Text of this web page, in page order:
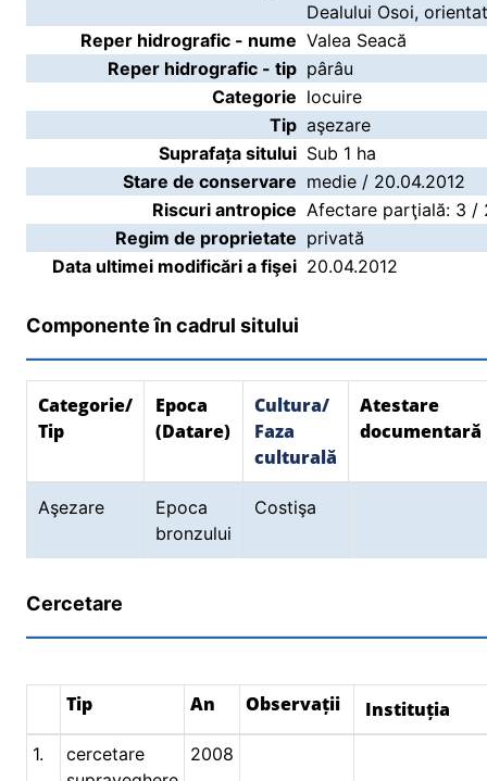
Dealului Osoi,
Reper hidrografic - nume Valea Seacă
Reper hidrografic - tip pârâu
Categorie locuire
Tip aşezare
Suprafața sitului Sub 1 ha
Stare de conservare medie / 20.04.2012
Riscuri antropice Afectare parţială: 3 /
Regim de proprietate privată
Data ultimei modificări a fişei 20.04.2012
Componente în cadrul sitului
Categorie/
Tip
Epoca
(Datare)
Cultura/
Faza
culturală
Atestare
documentară
Aşezare
Epoca
bronzului
Costişa
Cercetare
Tip An Observații Instituția
1.
cercetare
2008